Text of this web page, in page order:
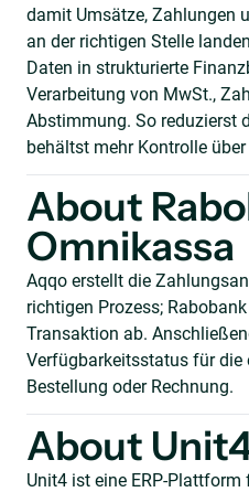
damit Umsätze, Zahlungen
an der richtigen Stelle
Daten in strukturierte
Verarbeitung von MwSt.,
Abstimmung. So reduzierst
behältst mehr Kontrolle
About
Omnikassa
Aqqo erstellt die
richtigen Prozess;
Transaktion ab.
Verfügbarkeitsstatus für die
Bestellung oder Rechnung.
About
Unit4 ist eine ERP-